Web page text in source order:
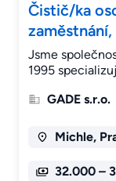
Čistič/ka
Jsme
1995
GADE s.r.o.
Michle,
32.000 –